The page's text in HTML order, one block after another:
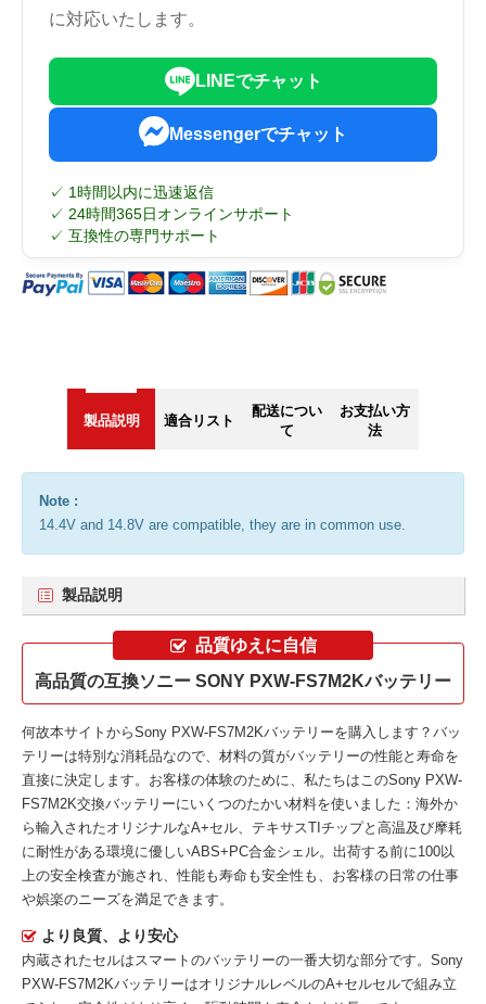
に対応いたします。
LINEでチャット
Messengerでチャット
✓ 1時間以内に迅速返信
✓ 24時間365日オンラインサポート
✓ 互換性の専門サポート
製品説明 適合リスト
配送につい
て
お支払い方
法
Note :
14.4V and 14.8V are compatible, they are in common use.
製品説明
品質ゆえに自信
高品質の互換ソニー SONY PXW-FS7M2Kバッテリー
何故本サイトからSony PXW-FS7M2Kバッテリーを購入します？バッ
テリーは特別な消耗品なので、材料の質がバッテリーの性能と寿命を
直接に決定します。お客様の体験のために、私たちはこのSony PXW-
FS7M2K交換バッテリーにいくつのたかい材料を使いました：海外か
ら輸入されたオリジナルなA+セル、テキサスTIチップと高温及び摩耗
に耐性がある環境に優しいABS+PC合金シェル。出荷する前に100以
上の安全検査が施され、性能も寿命も安全性も、お客様の日常の仕事
や娯楽のニーズを満足できます。
より良質、より安心
内蔵されたセルはスマートのバッテリーの一番大切な部分です。 Sony
PXW-FS7M2KバッテリーはオリジナルレベルのA+セルセルで組み立